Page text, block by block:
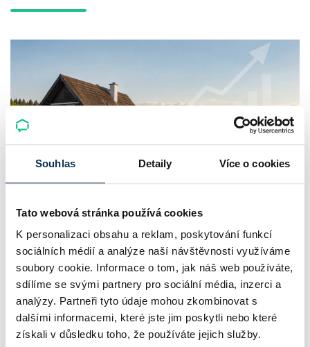
Souhlas Detaily Více o cookies
Tato webová stránka používá cookies
K personalizaci obsahu a reklam, poskytování funkcí
sociálních médií a analýze naší návštěvnosti využíváme
soubory cookie. Informace o tom, jak náš web používáte,
sdílíme se svými partnery pro sociální média, inzerci a
analýzy. Partneři tyto údaje mohou zkombinovat s
dalšími informacemi, které jste jim poskytli nebo které
získali v důsledku toho, že používáte jejich služby.
Chaty a chalupy v ČR zdražují, nabídka
klesá a trh zrychluje
Český trh rekreačních nemovitostí letos ukazuje nečekanou
odolnost. Chaty a chalupy podle čerstvých dat za poslední
2 roky zdražily o 21,8 %, zároveň ale výrazně ubylo nabídek
a prodejní tempo…